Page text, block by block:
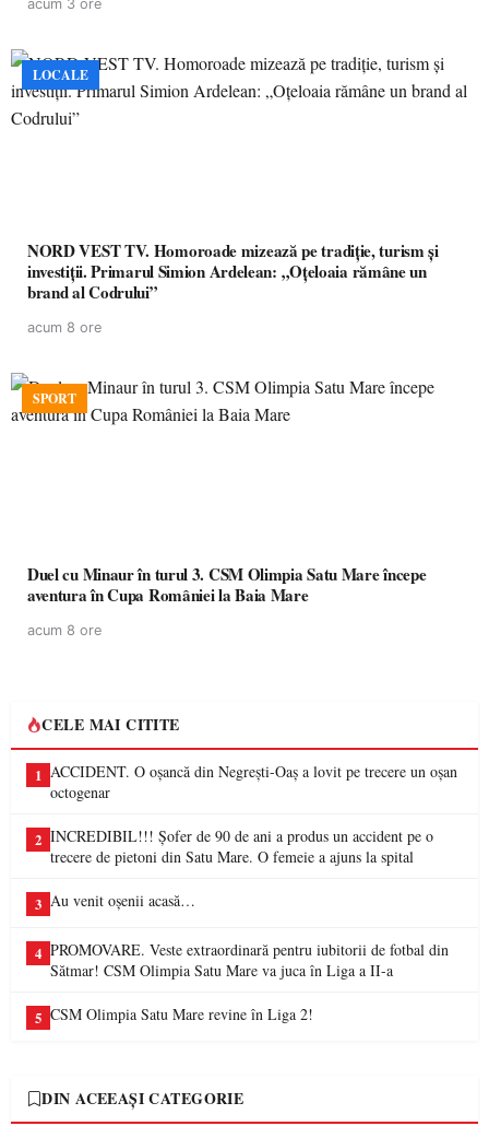
acum 3 ore
LOCALE
NORD VEST TV. Homoroade mizează pe tradiție, turism și
investiții. Primarul Simion Ardelean: „Oțeloaia rămâne un
brand al Codrului”
acum 8 ore
SPORT
Duel cu Minaur în turul 3. CSM Olimpia Satu Mare începe
aventura în Cupa României la Baia Mare
acum 8 ore
CELE MAI CITITE
1 ACCIDENT. O oșancă din Negrești-Oaș a lovit pe trecere un oșan
octogenar
2 INCREDIBIL!!! Șofer de 90 de ani a produs un accident pe o
trecere de pietoni din Satu Mare. O femeie a ajuns la spital
3 Au venit oșenii acasă…
4 PROMOVARE. Veste extraordinară pentru iubitorii de fotbal din
Sătmar! CSM Olimpia Satu Mare va juca în Liga a II-a
5 CSM Olimpia Satu Mare revine în Liga 2!
DIN ACEEAȘI CATEGORIE